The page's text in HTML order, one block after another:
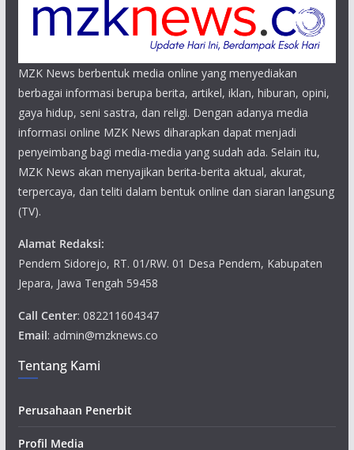
MZK News berbentuk media online yang menyediakan
berbagai informasi berupa berita, artikel, iklan, hiburan, opini,
gaya hidup, seni sastra, dan religi. Dengan adanya media
informasi online MZK News diharapkan dapat menjadi
penyeimbang bagi media-media yang sudah ada. Selain itu,
MZK News akan menyajikan berita-berita aktual, akurat,
terpercaya, dan teliti dalam bentuk online dan siaran langsung
(TV).
Alamat Redaksi:
Pendem Sidorejo, RT. 01/RW. 01 Desa Pendem, Kabupaten
Jepara, Jawa Tengah 59458
Call Center: 082211604347
Email: admin@mzknews.co
Tentang Kami
Perusahaan Penerbit
Profil Media